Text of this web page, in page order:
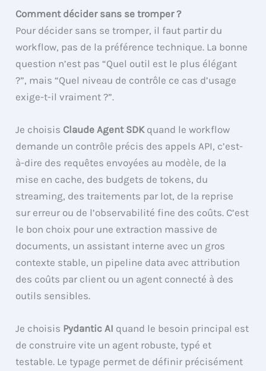
Comment décider sans se tromper ?
Pour décider sans se tromper, il faut partir du
workflow, pas de la préférence technique. La bonne
question n’est pas “Quel outil est le plus élégant
?”, mais “Quel niveau de contrôle ce cas d’usage
exige-t-il vraiment ?”.
Je choisis Claude Agent SDKquand le workflow
demande un contrôle précis des appels API, c’est-
à-dire des requêtes envoyées au modèle, de la
mise en cache, des budgets de tokens, du
streaming, des traitements par lot, de la reprise
sur erreur ou de l’observabilité fine des coûts. C’est
le bon choix pour une extraction massive de
documents, un assistant interne avec un gros
contexte stable, un pipeline data avec attribution
des coûts par client ou un agent connecté à des
outils sensibles.
Je choisis Pydantic AI quand le besoin principal est
de construire vite un agent robuste, typé et
testable. Le typage permet de définir précisément